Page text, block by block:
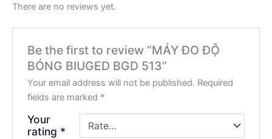
There are no reviews yet.
Be the first to review “MÁY ĐO ĐỘ
BÓNG BIUGED BGD 513”
Your email address will not be published. Required
fields are marked *
Your
rating *